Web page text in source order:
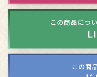
この商品につ
この商